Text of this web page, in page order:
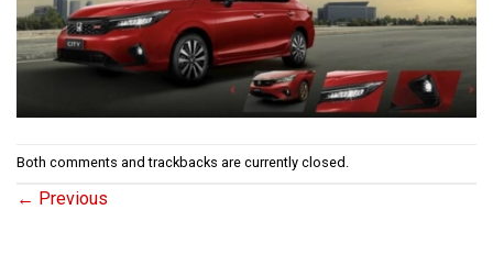
Both comments and trackbacks are currently closed.
← Previous